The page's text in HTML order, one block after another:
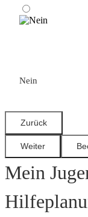
Nein
Mein